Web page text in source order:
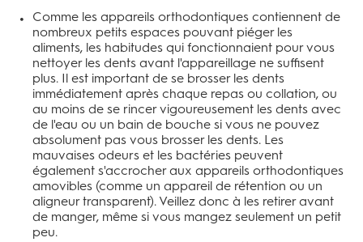
Comme les appareils orthodontiques contiennent de
nombreux petits espaces pouvant piéger les
aliments, les habitudes qui fonctionnaient pour vous
nettoyer les dents avant l'appareillage ne suffisent
plus. Il est important de se brosser les dents
immédiatement après chaque repas ou collation, ou
au moins de se rincer vigoureusement les dents avec
de l'eau ou un bain de bouche si vous ne pouvez
absolument pas vous brosser les dents. Les
mauvaises odeurs et les bactéries peuvent
également s'accrocher aux appareils orthodontiques
amovibles (comme un appareil de rétention ou un
aligneur transparent). Veillez donc à les retirer avant
de manger, même si vous mangez seulement un petit
peu.